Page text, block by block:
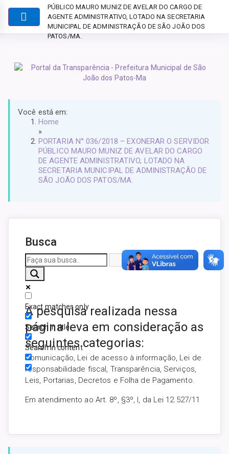
PÚBLICO MAURO MUNIZ DE AVELAR DO CARGO DE
AGENTE ADMINISTRATIVO, LOTADO NA SECRETARIA
MUNICIPAL DE ADMINISTRAÇÃO DE SÃO JOÃO DOS
PATOS/MA.
Você está em:
Home
»
PORTARIA N° 036/2018 – EXONERAR O SERVIDOR
PÚBLICO MAURO MUNIZ DE AVELAR DO CARGO
DE AGENTE ADMINISTRATIVO, LOTADO NA
SECRETARIA MUNICIPAL DE ADMINISTRAÇÃO DE
SÃO JOÃO DOS PATOS/MA.
Busca
Exact matches only
Search in title
Search in content
A pesquisa realizada nessa
página leva em consideração as
seguintes categorias:
Comunicação, Lei de acesso à informação, Lei de
responsabilidade fiscal, Transparência, Serviços,
Leis, Portarias, Decretos e Folha de Pagamento.
Em atendimento ao Art. 8º, §3º, I, da Lei 12.527/11